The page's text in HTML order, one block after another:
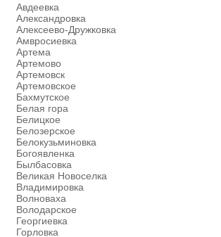
Авдеевка
Александровка
Алексеево-Дружковка
Амвросиевка
Артема
Артемово
Артемовск
Артемовское
Бахмутское
Белая гора
Белицкое
Белозерское
Белокузьминовка
Богоявленка
Былбасовка
Великая Новоселка
Владимировка
Волноваха
Володарское
Георгиевка
Горловка